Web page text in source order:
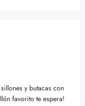
y butacas con
favorito te espera!